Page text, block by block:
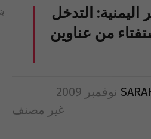
التدخل
من عناوين
غير مصنف